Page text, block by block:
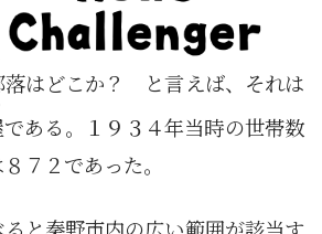
落はどこか？ と言えば、それは
である。１９３４年当時の世帯数
７２であった。